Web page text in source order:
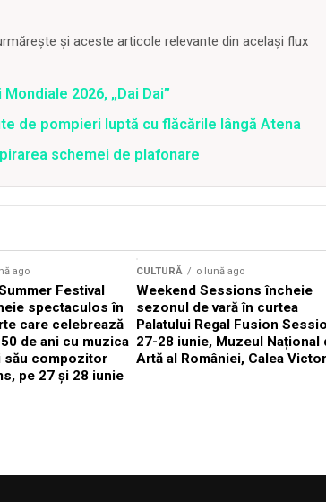
și aceste articole relevante din același flux
2026, „Dai Dai”
de pompieri luptă cu flăcările lângă Atena
schemei de plafonare
ago
Festival
spectaculos în
care celebrează
de ani cu muzica
său compozitor
pe 27 și 28 iunie
CULTURĂ o lună ago
Weekend Sessions încheie
sezonul de vară în curtea
Palatului Regal Fusion
27-28 iunie, Muzeul Național
Artă al României, Calea